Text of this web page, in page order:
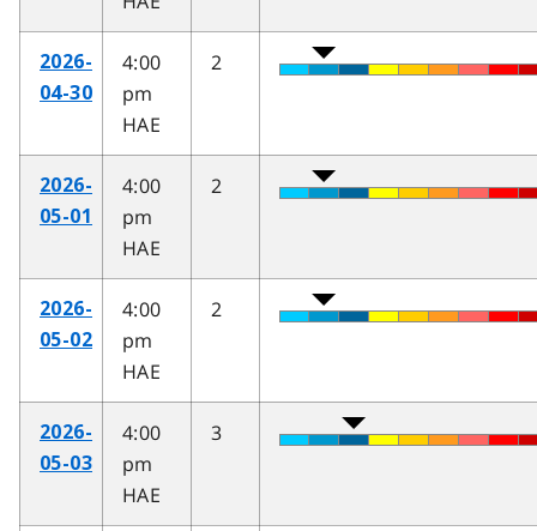
2026-
04-30
4:00
pm
HAE
2
2026-
05-01
4:00
pm
HAE
2
2026-
05-02
4:00
pm
HAE
2
2026-
05-03
4:00
pm
HAE
3